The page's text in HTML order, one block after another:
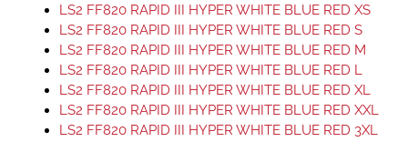
LS2 FF820 RAPID III HYPER WHITE BLUE RED XS
LS2 FF820 RAPID III HYPER WHITE BLUE RED S
LS2 FF820 RAPID III HYPER WHITE BLUE RED M
LS2 FF820 RAPID III HYPER WHITE BLUE RED L
LS2 FF820 RAPID III HYPER WHITE BLUE RED XL
LS2 FF820 RAPID III HYPER WHITE BLUE RED XXL
LS2 FF820 RAPID III HYPER WHITE BLUE RED 3XL